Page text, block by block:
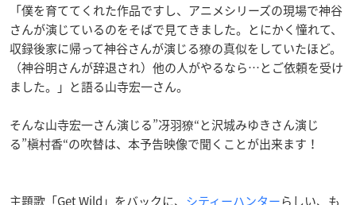
「僕を育ててくれた作品ですし、アニメシリーズの現場で神谷
さんが演じているのをそばで見てきました。とにかく憧れて、
収録後家に帰って神谷さんが演じる獠の真似をしていたほど。
（神谷明さんが辞退され）他の人がやるなら…とご依頼を受け
ました。」と語る山寺宏一さん。
そんな山寺宏一さん演じる”冴羽獠“と沢城みゆきさん演じ
る”槇村香“の吹替は、本予告映像で聞くことが出来ます！
主題歌「Get Wild」をバックに、 シティーハンターらしい、も